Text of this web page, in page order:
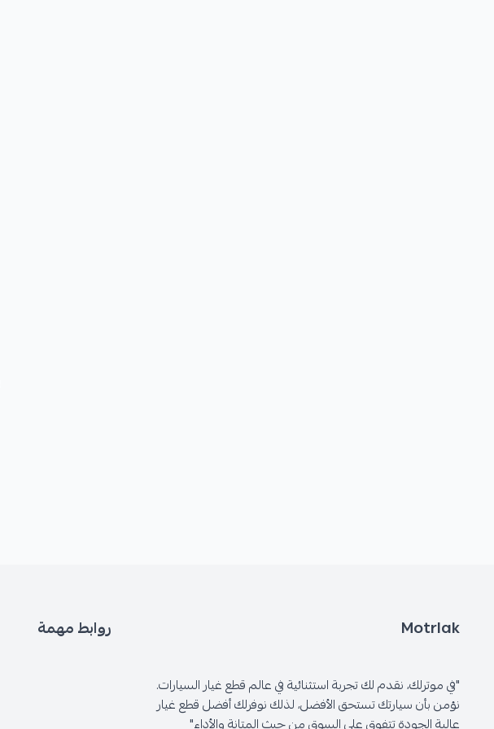
Motrlak
"في موترلك، نقدم لك تجربة استثنائية في عالم قطع غيار السيارات.
نؤمن بأن سيارتك تستحق الأفضل، لذلك نوفرلك أفضل قطع غيار
عالية الجودة تتفوق على السوق من حيث المتانة والأداء"
روابط مهمة